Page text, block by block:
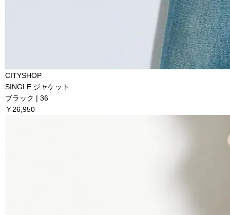
CITYSHOP
SINGLE ジャケット
ブラック | 36
￥26,950